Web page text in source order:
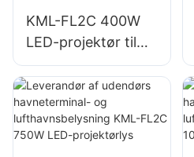
KML-FL2C 400W
LED-projektør til
udendørs
bygningsfacader
og belysning af
byggepladser